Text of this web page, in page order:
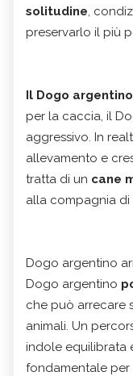
solitudine ,
preservarlo il più
Il Dogo
per la caccia, il
aggressivo. In
allevamento e
tratta di un cane
alla compagnia di
Dogo argentino
Dogo argentino
che può arrecare
animali. Un
indole equilibrata
fondamentale per